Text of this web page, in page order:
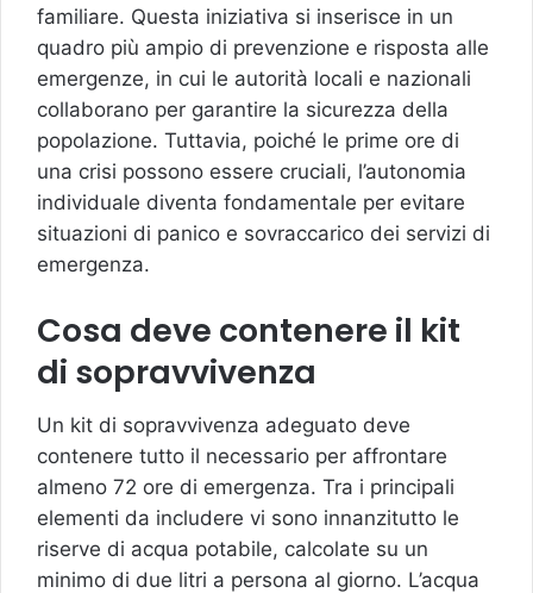
familiare. Questa iniziativa si inserisce in un
quadro più ampio di prevenzione e risposta alle
emergenze, in cui le autorità locali e nazionali
collaborano per garantire la sicurezza della
popolazione. Tuttavia, poiché le prime ore di
una crisi possono essere cruciali, l’autonomia
individuale diventa fondamentale per evitare
situazioni di panico e sovraccarico dei servizi di
emergenza.
Cosa deve contenere il kit
di sopravvivenza
Un kit di sopravvivenza adeguato deve
contenere tutto il necessario per affrontare
almeno 72 ore di emergenza. Tra i principali
elementi da includere vi sono innanzitutto le
riserve di acqua potabile, calcolate su un
minimo di due litri a persona al giorno. L’acqua